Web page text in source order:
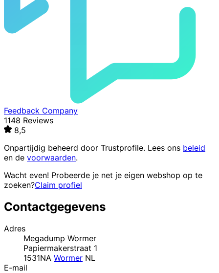
Feedback Company
1148 Reviews
8,5
Onpartijdig beheerd door Trustprofile. Lees ons beleid
en de voorwaarden.
Wacht even! Probeerde je net je eigen webshop op te
zoeken?Claim profiel
Contactgegevens
Adres
Megadump Wormer
Papiermakerstraat 1
1531NA Wormer NL
E-mail